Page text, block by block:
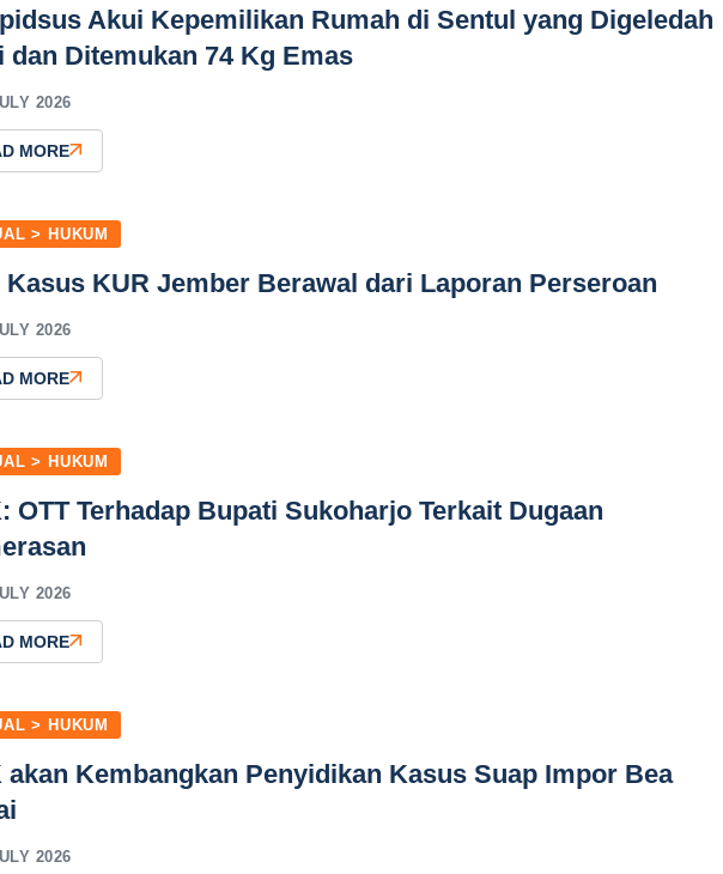
Akui Kepemilikan Rumah di Sentul yang Digeledah
dan Ditemukan 74 Kg Emas
2026
MORE
> HUKUM
Kasus KUR Jember Berawal dari Laporan Perseroan
2026
MORE
> HUKUM
OTT Terhadap Bupati Sukoharjo Terkait Dugaan
2026
MORE
> HUKUM
akan Kembangkan Penyidikan Kasus Suap Impor Bea
2026